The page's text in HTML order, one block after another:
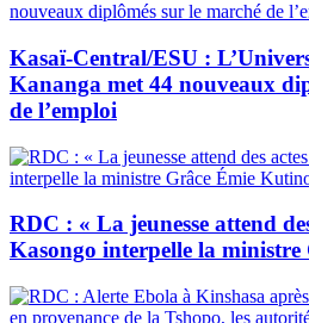
Kasaï-Central/ESU :
Kananga met 44 nouveaux
de l’emploi
RDC : « La jeunesse attend
Kasongo interpelle la